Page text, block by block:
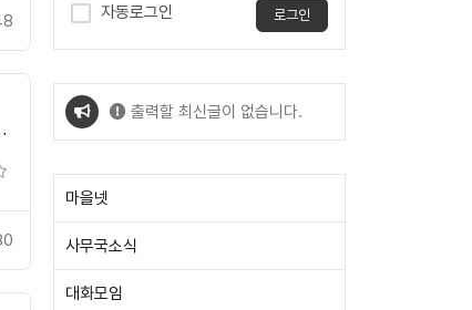
자동로그인 로그인
출력할 최신글이 없습니다.
마을넷
사무국소식
대화모임